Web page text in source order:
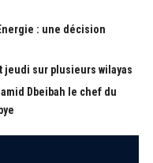
: une décision
sur plusieurs wilayas
Dbeibah le chef du